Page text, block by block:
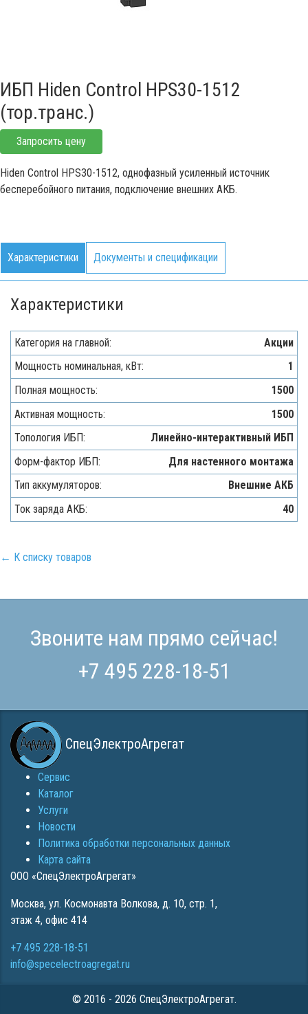
ИБП Hiden Control HPS30-1512
(тор.транс.)
Запросить цену
Hiden Control HPS30-1512, однофазный усиленный источник
бесперебойного питания, подключение внешних АКБ.
Характеристики Документы и спецификации
Характеристики
Категория на главной:
Акции
Мощность номинальная, кВт:
1
Полная мощность:
1500
Активная мощность:
1500
Топология ИБП:
Линейно-интерактивный ИБП
Форм-фактор ИБП:
Для настенного монтажа
Тип аккумуляторов:
Внешние АКБ
Ток заряда АКБ:
40
← К списку товаров
Звоните нам прямо сейчас!
+7 495 228-18-51
СпецЭлектроАгрегат
Сервис
Каталог
Услуги
Новости
Политика обработки персональных данных
Карта сайта
ООО «СпецЭлектроАгрегат»
Москва, ул. Космонавта Волкова, д. 10, стр. 1,
этаж 4, офис 414
+7 495 228-18-51
info@specelectroagregat.ru
© 2016 - 2026 СпецЭлектроАгрегат.